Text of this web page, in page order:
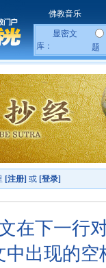
佛教音乐
显密文
库：
题
[注册] 或 [登录]
在下一行
中出现的空